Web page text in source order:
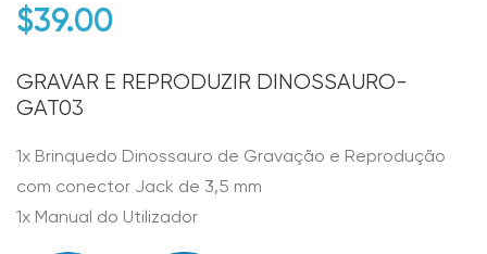
$39.00
GRAVAR E REPRODUZIR DINOSSAURO-
GAT03
1x Brinquedo Dinossauro de Gravação e Reprodução
com conector Jack de 3,5 mm
1x Manual do Utilizador